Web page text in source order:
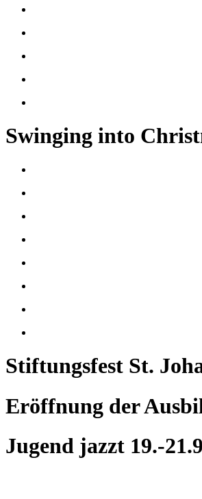
Swinging into
Stiftungsfest St.
Eröffnung der
Jugend jazzt 19.-